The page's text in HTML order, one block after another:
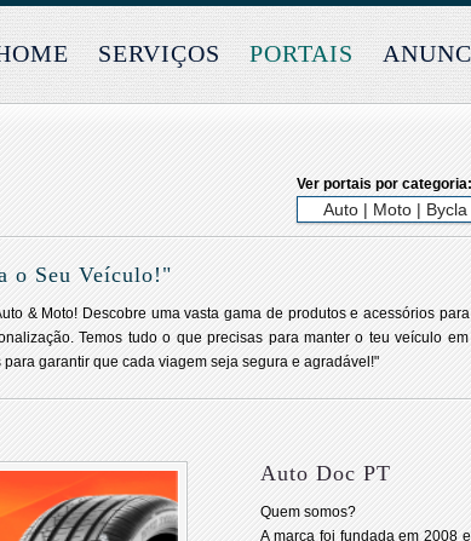
SERVIÇOS PORTAIS
Ver portais por categoria:
o Seu Veículo!"
& Moto! Descobre uma vasta gama de produtos e acessórios
Temos tudo o que precisas para manter o teu veículo
garantir que cada viagem seja segura e agradável!"
Auto Doc PT
Quem somos?
A marca foi fundada em 2008